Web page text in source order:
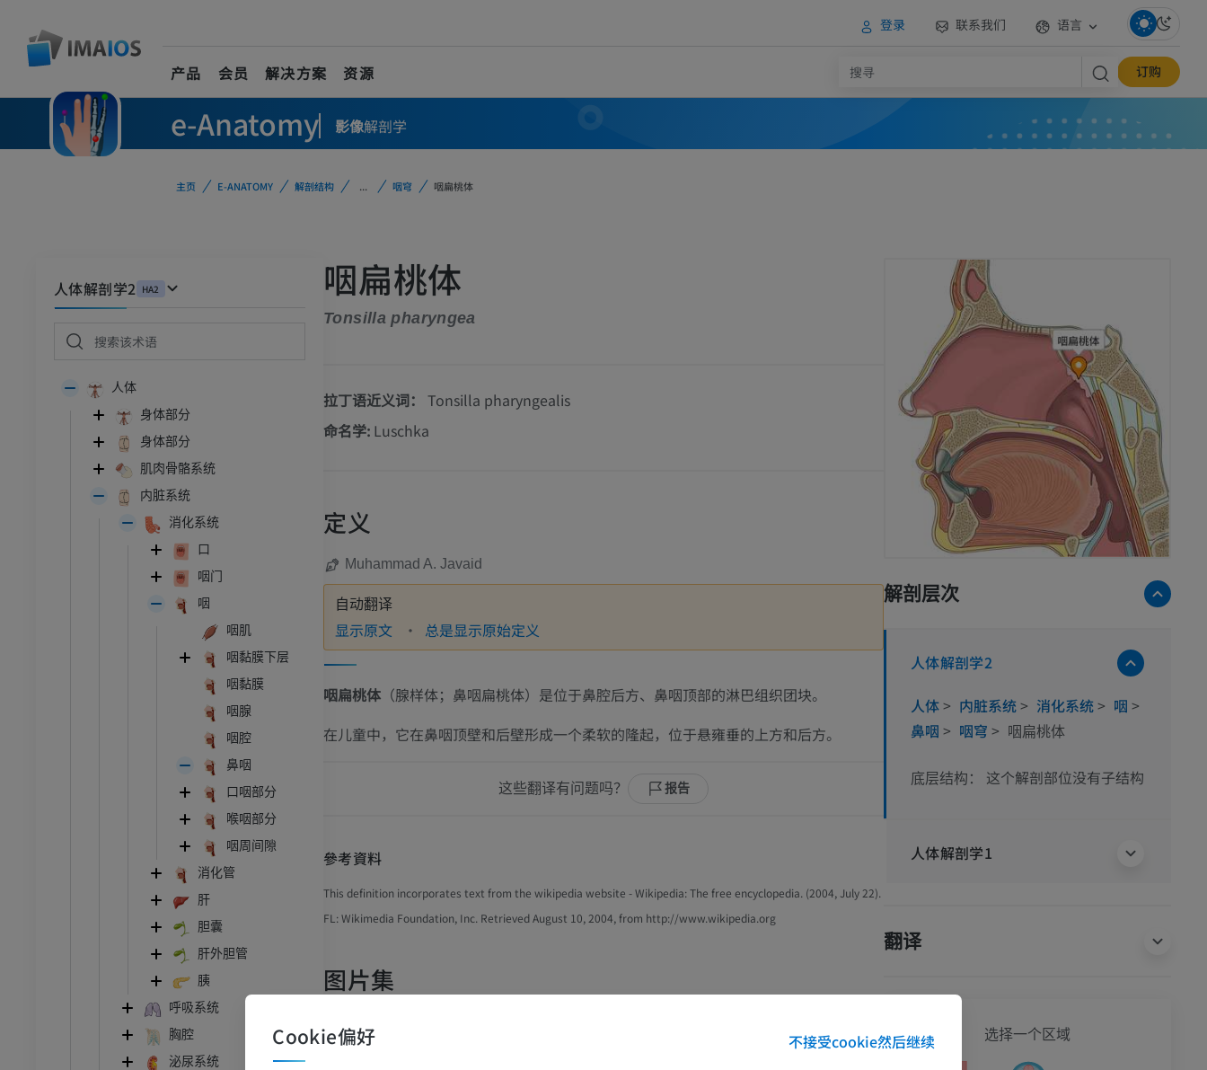
登录 联系我们 语言
产品 会员 解决方案 资源 订购
e-Anatomy 影像解剖学
主页 E-ANATOMY 解剖结构 ... 咽穹 咽扁桃体
人体解剖学2 HA2
人体
身体部分
身体部分
肌肉骨骼系统
内脏系统
消化系统
口
咽门
咽
咽肌
咽黏膜下层
咽黏膜
咽腺
咽腔
鼻咽
口咽部分
喉咽部分
咽周间隙
消化管
肝
胆囊
肝外胆管
胰
呼吸系统
胸腔
泌尿系统
咽扁桃体
Tonsilla pharyngea
拉丁语近义词： Tonsilla pharyngealis
命名学: Luschka
定义
Muhammad A. Javaid
自动翻译
显示原文 总是显示原始定义
咽扁桃体 （腺样体；鼻咽扁桃体）是位于鼻腔后方、鼻咽顶部的淋巴组织团块。
在儿童中，它在鼻咽顶壁和后壁形成一个柔软的隆起，位于悬雍垂的上方和后方。
这些翻译有问题吗？ 报告
參考資料
This definition incorporates text from the wikipedia website - Wikipedia: The free encyclopedia. (2004, July 22).
FL: Wikimedia Foundation, Inc. Retrieved August 10, 2004, from http://www.wikipedia.org
图片集
解剖层次
人体解剖学2
人体> 内脏系统> 消化系统> 咽 >
鼻咽 > 咽穹 > 咽扁桃体
底层结构： 这个解剖部位没有子结构
人体解剖学1
翻译
选择一个区域
Cookie偏好 不接受cookie然后继续